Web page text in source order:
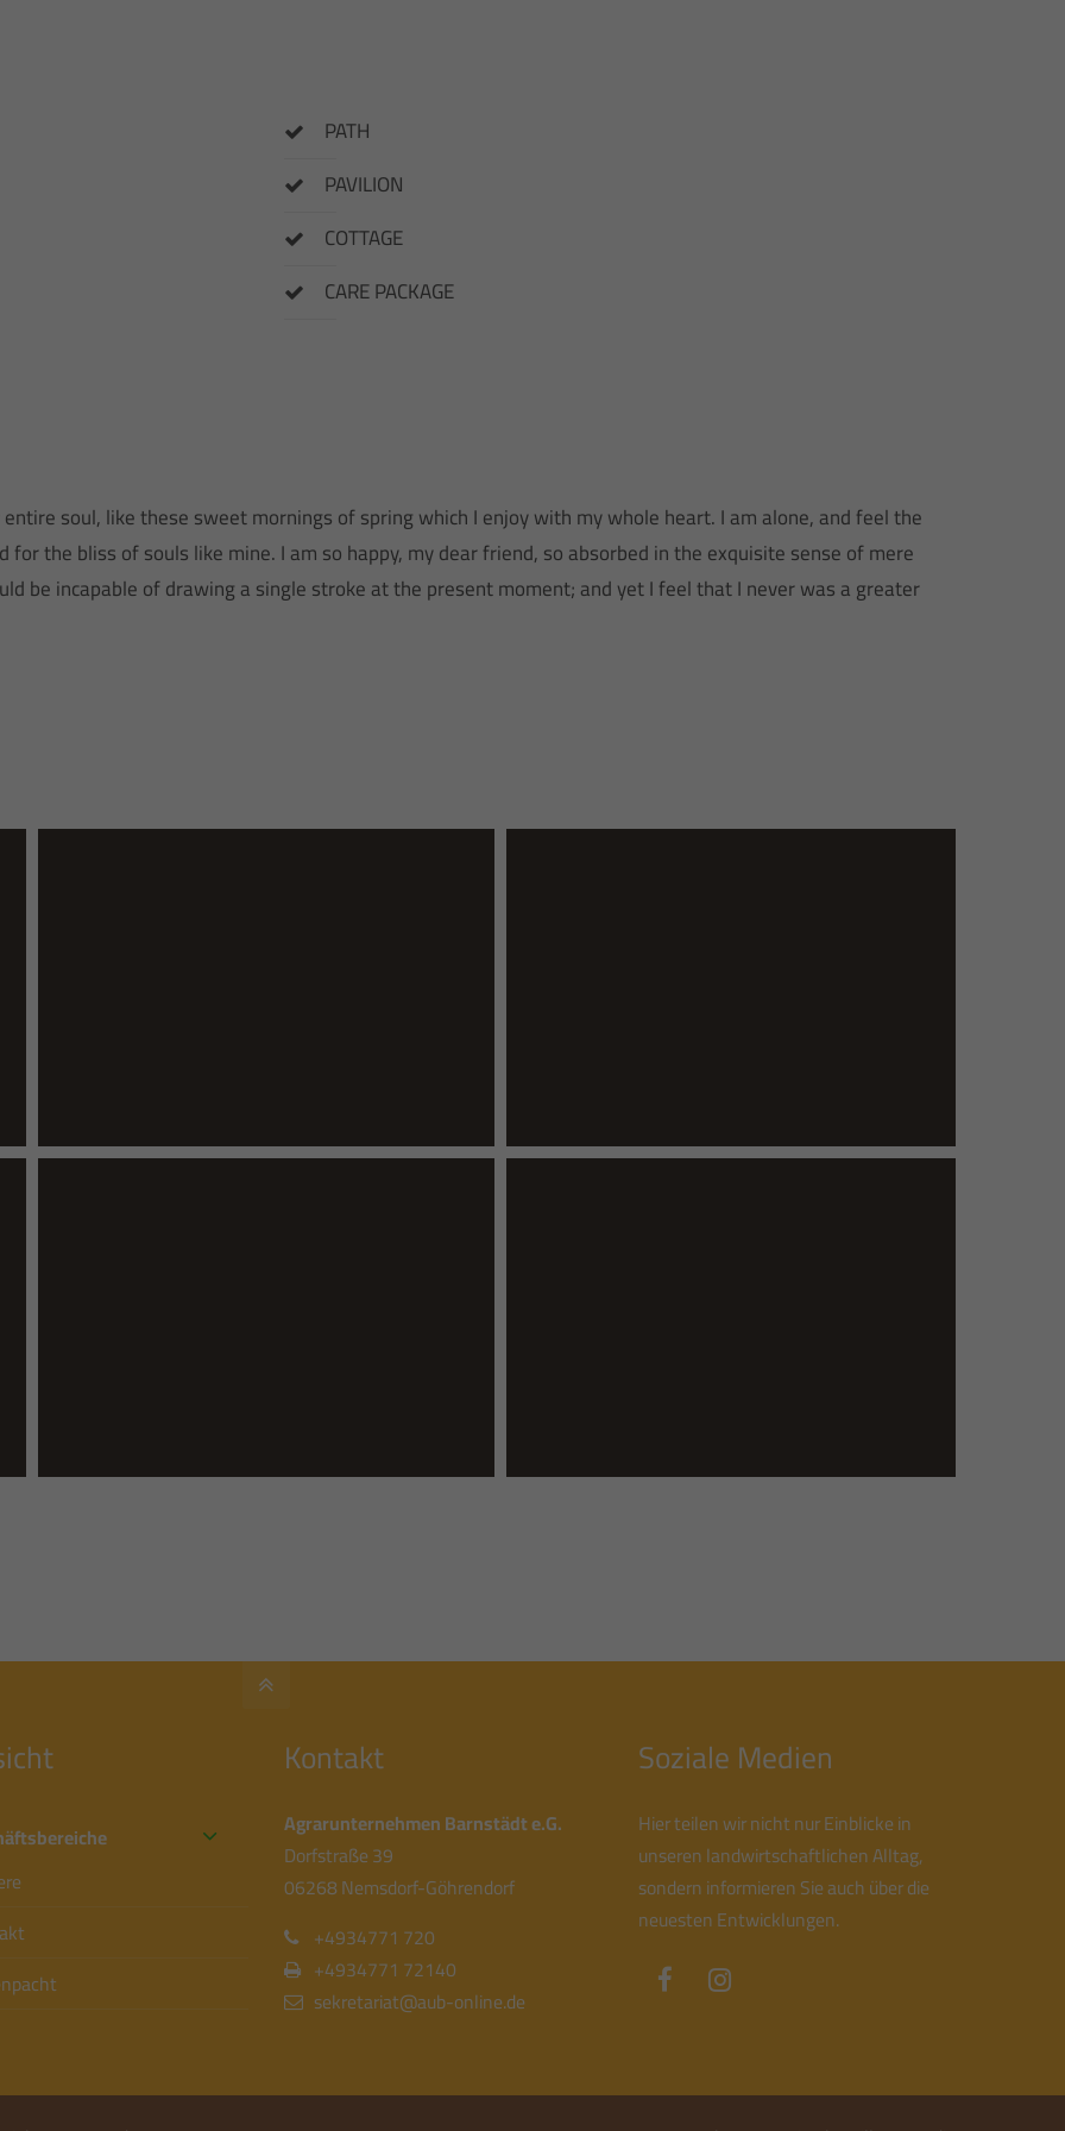
PATH
PAVILION
COTTAGE
CARE PACKAGE
soul, like these sweet mornings of spring which I enjoy with my whole heart. I am alone, and feel the
the bliss of souls like mine. I am so happy, my dear friend, so absorbed in the exquisite sense of mere
be incapable of drawing a single stroke at the present moment; and yet I feel that I never was a greater
Kontakt
Agrarunternehmen Barnstädt e.G.
Dorfstraße 39
06268 Nemsdorf-Göhrendorf
+4934771 720
+4934771 72140
sekretariat@aub-online.de
Soziale Medien
Hier teilen wir nicht nur Einblicke in
unseren landwirtschaftlichen Alltag,
sondern informieren Sie auch über die
neuesten Entwicklungen.